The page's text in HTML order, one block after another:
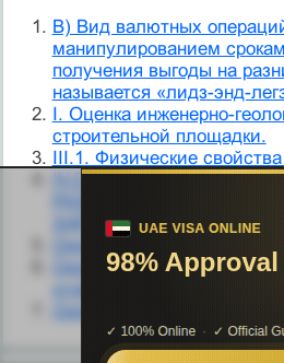
B) Вид валютных
манипулированием
получения выгоды на
называется «лидз-энд-
I. Оценка инженерно-
строительной площадки.
III.1. Физические
IV.2.J. ПРИЧИНЫ
ХАРАКТЕРОВ
Oslash; Аналогово-
Oslash; Аналоговый и
Oslash; Датчики